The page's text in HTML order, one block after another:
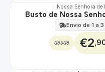
Nossa Senhora de
Busto de Nossa
Envio de 1 a
desde €2